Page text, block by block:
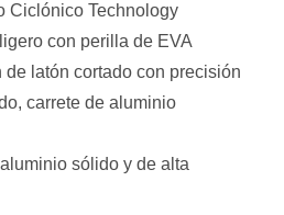
Ciclónico Technology
con perilla de EVA
de latón cortado con precisión
carrete de aluminio
sólido y de alta